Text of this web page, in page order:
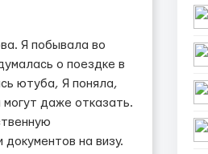
Я побывала во
о поездке в
ютуба, Я поняла,
могут даже отказать.
на визу.